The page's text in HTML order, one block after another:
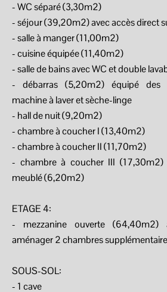
- WC séparé (3,30m2)
- séjour (39,20m2) avec accès direct
- salle à manger (11,00m2)
- cuisine équipée (11,40m2)
- salle de bains avec WC et double
- débarras (5,20m2) équipé des
machine à laver et sèche-linge
- hall de nuit (9,20m2)
- chambre à coucher I (13,40m2)
- chambre à coucher II (11,70m2)
- chambre à coucher III (17,30m2)
meublé (6,20m2)
ETAGE 4:
- mezzanine ouverte (64,40m2)
aménager 2 chambres
SOUS-SOL:
- 1 cave